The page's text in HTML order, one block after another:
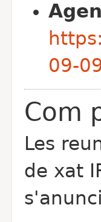
09-
Com
Les
de xat